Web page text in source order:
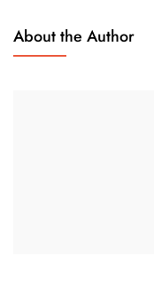
About the Author